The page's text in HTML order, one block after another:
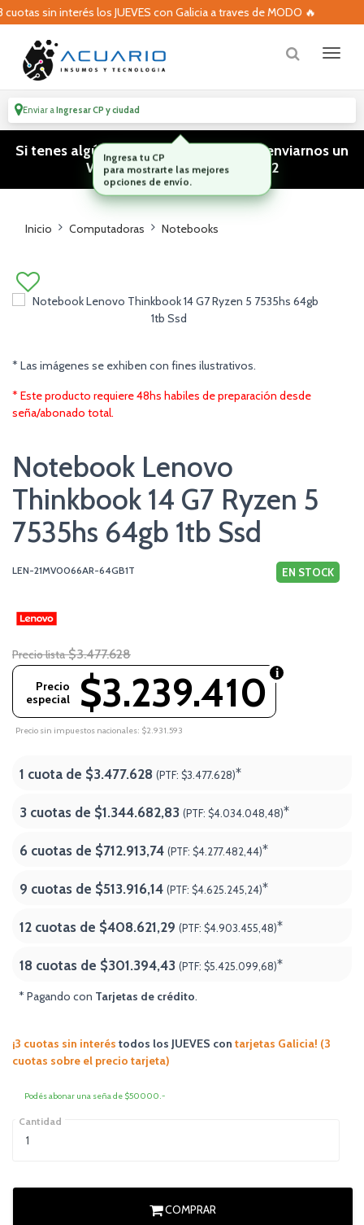
sin interés los JUEVES con Galicia a traves de MODO 🔥
Enviar aIngresar CP y ciudad
Si tenes algún tipo de consulta podes enviarnos un
WhatsApp! (011) 15 5386 3812
Inicio Computadoras Notebooks
* Las imágenes se exhiben con fines ilustrativos.
* Este producto requiere 48hs habiles de preparación desde
seña/abonado total.
Notebook Lenovo
Thinkbook 14 G7 Ryzen 5
7535hs 64gb 1tb Ssd
LEN-21MV0066AR-64GB1T EN STOCK
Precio lista $3.477.628
$3.239.410
Precio
especial
Precio sin impuestos nacionales: $2.931.593
1 cuota de $3.477.628 (PTF: $3.477.628)*
3 cuotas de $1.344.682,83 (PTF: $4.034.048,48)*
6 cuotas de $712.913,74 (PTF: $4.277.482,44)*
9 cuotas de $513.916,14 (PTF: $4.625.245,24)*
12 cuotas de $408.621,29 (PTF: $4.903.455,48)*
18 cuotas de $301.394,43 (PTF: $5.425.099,68)*
* Pagando con Tarjetas de crédito.
¡3 cuotas sin interés todos los JUEVES con tarjetas Galicia! (3
cuotas sobre el precio tarjeta)
Podés abonar una seña de $50000.-
Cantidad
COMPRAR